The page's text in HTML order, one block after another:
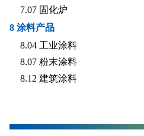
7.07 固化炉
8 涂料产品
8.04 工业涂料
8.07 粉末涂料
8.12 建筑涂料